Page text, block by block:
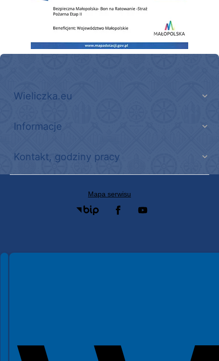
Wieliczka.eu
Informacje
Kontakt, godziny pracy
Mapa serwisu
Spełniamy standardy WCAG 2.2
Spełniamy standardy W3C